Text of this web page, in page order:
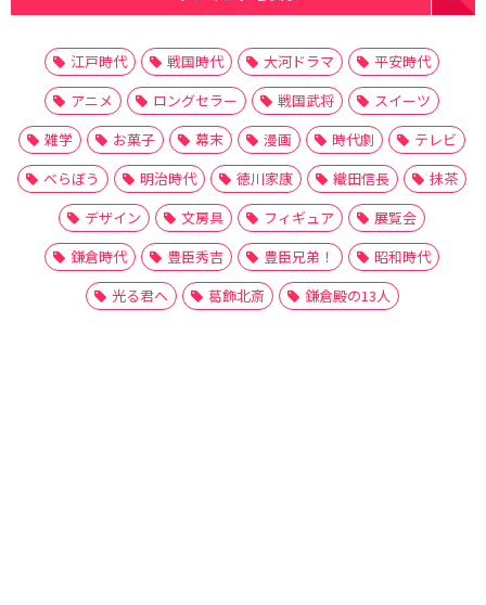
江戸時代 戦国時代 大河ドラマ
平安時代
アニメ
ロングセラー 戦国武将
スイーツ
雑学
お菓子 幕末 漫画 時代劇
テレビ
べらぼう
明治時代 徳川家康 織田信長
抹茶
デザイン
文房具 フィギュア
展覧会
鎌倉時代
豊臣秀吉 豊臣兄弟！
昭和時代
光る君へ
葛飾北斎 鎌倉殿の13人